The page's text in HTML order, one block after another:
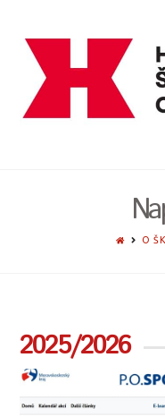
HOME
O
2025/2026